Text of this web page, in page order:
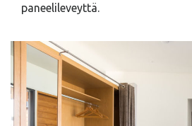
paneelileveyttä.